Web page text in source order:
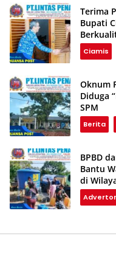
Terima
Bupati
Ciamis
Oknum
Diduga
SPM
Berita
BPBD
Bantu
di